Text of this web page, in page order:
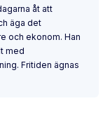
åt att
äga det
och ekonom. Han
med
Fritiden ägnas